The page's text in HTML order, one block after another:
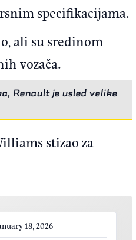
specifikacijama.
ali su sredinom
vozača.
Renault je usled velike
stizao za
18, 2026